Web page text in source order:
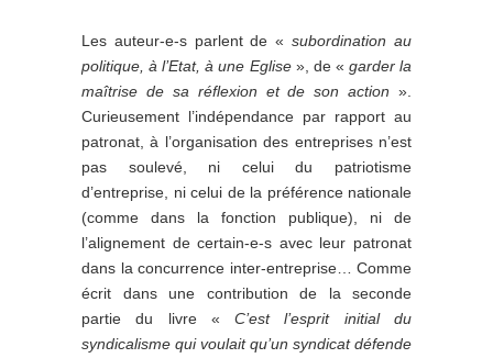
Les auteur-e-s parlent de «subordination au
politique, à l’Etat, à une Eglise», de « garder la
maîtrise de sa réflexion et de son action ».
Curieusement l’indépendance par rapport au
patronat, à l’organisation des entreprises n’est
pas soulevé, ni celui du patriotisme
d’entreprise, ni celui de la préférence nationale
(comme dans la fonction publique), ni de
l’alignement de certain-e-s avec leur patronat
dans la concurrence inter-entreprise… Comme
écrit dans une contribution de la seconde
partie du livre «C’est l’esprit initial du
syndicalisme qui voulait qu’un syndicat défende